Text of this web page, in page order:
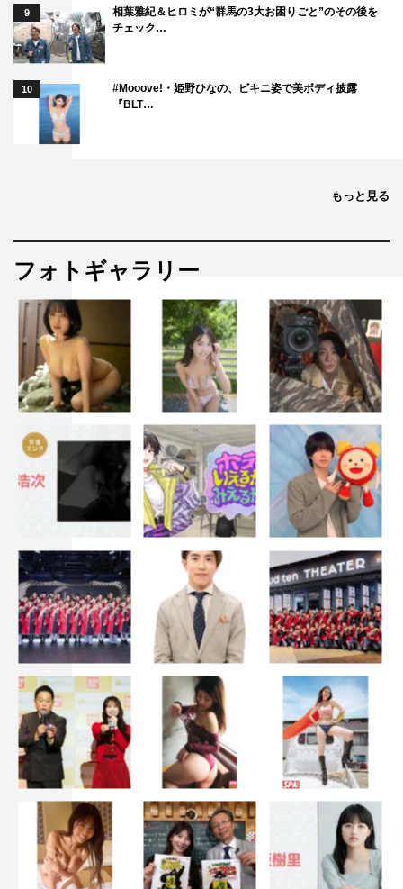
9
相葉雅紀＆ヒロミが“群馬の3大お困りごと”のその後を
チェック…
10
#Mooove!・姫野ひなの、ビキニ姿で美ボディ披露
『BLT…
もっと見る
フォトギャラリー